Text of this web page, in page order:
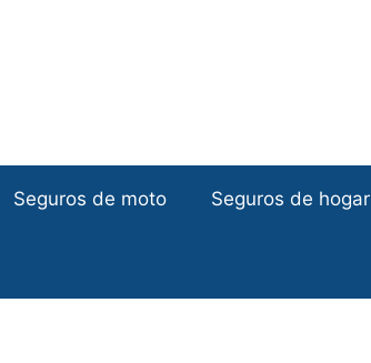
Seguros de moto Seguros de hogar